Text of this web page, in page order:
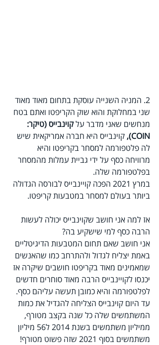
2. המניה השנייה עוסקת בתחום מאוד מאוד
שני במחלוקת והוא שוק הקריפטו ואתם בטח
מנחשים שאני מדבר על קוינבייס (טיקר:
COIN),
קוינבייס היא חברה אמריקאית שיש
לה פלטפורמה למסחר בקריפטו והיא
מרוויחה כסף על ידי גביית עמלות מהמסחר
בפלטפורמה שלה.
במרץ 2021 הפכה קויינבייס לבורסה הגדולה
ביותר בעולם למסחר במטבעות קריפטו.
אז למה אני חושב שקוינבייס יכולה לעשות
הרבה כסף למי שישקיע בה?
אני חושב שאם תחום המטבעות הדיגיטליים
באמת יצליח לגדול ולהתרחב כמו שהאנשים
שמאמינים מאוד בקריפטו חושבים שיקרה אז
יכנסו לקויינבייס הרבה מאוד סוחרים חדשים
לפלטפורמה והיא כמובן תעשה עליהם כסף.
עד היום קוינבייס הצליחה להגדיל את כמות
המשתמשים שלה כל שנה בקצב מטורף,
ממיליון משתמשים בשנת 2014 ל56 מיליון
משתמשים בסוף 2021 שזה פשוט מטורף!